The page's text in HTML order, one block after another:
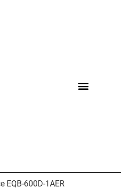
EQB-600D-1AER